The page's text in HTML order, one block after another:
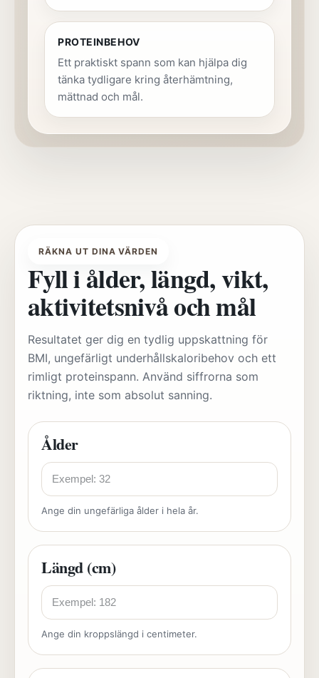
PROTEINBEHOV
Ett praktiskt spann som kan hjälpa dig
tänka tydligare kring återhämtning,
mättnad och mål.
RÄKNA UT DINA VÄRDEN
Fyll i ålder, längd, vikt,
aktivitetsnivå och mål
Resultatet ger dig en tydlig uppskattning för
BMI, ungefärligt underhållskaloribehov och ett
rimligt proteinspann. Använd siffrorna som
riktning, inte som absolut sanning.
Ålder
Ange din ungefärliga ålder i hela år.
Längd (cm)
Ange din kroppslängd i centimeter.